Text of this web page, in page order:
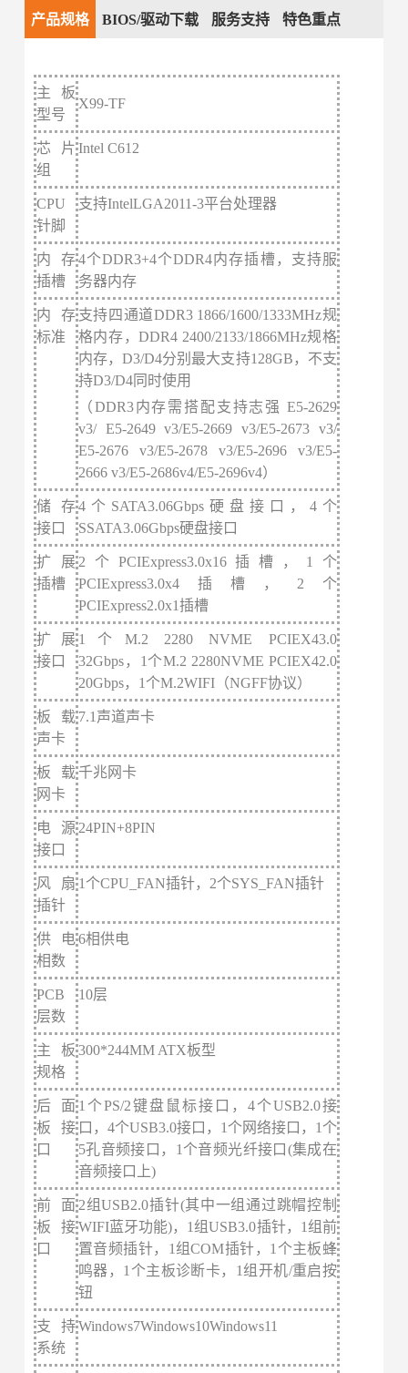
产品规格 BIOS/驱动下载 服务支持 特色重点
主板
型号
X99-TF
芯片
组
Intel C612
CPU
针脚
支持IntelLGA2011-3平台处理器
内存
插槽
4个DDR3+4个DDR4内存插槽，支持服
务器内存
内存
标准
支持四通道DDR3 1866/1600/1333MHz规
格内存，DDR4 2400/2133/1866MHz规格
内存，D3/D4分别最大支持128GB，不支
持D3/D4同时使用
（DDR3内存需搭配支持志强 E5-2629
v3/ E5-2649 v3/E5-2669 v3/E5-2673 v3/
E5-2676 v3/E5-2678 v3/E5-2696 v3/E5-
2666 v3/E5-2686v4/E5-2696v4）
储存
接口
4个SATA3.06Gbps硬盘接口，4个
SSATA3.06Gbps硬盘接口
扩展
插槽
2个PCIExpress3.0x16插槽，1个
PCIExpress3.0x4插槽，2个
PCIExpress2.0x1插槽
扩展
接口
1个M.2 2280 NVME PCIEX43.0
32Gbps，1个M.2 2280NVME PCIEX42.0
20Gbps，1个M.2WIFI（NGFF协议）
板载
声卡
7.1声道声卡
板载
网卡
千兆网卡
电源
接口
24PIN+8PIN
风扇
插针
1个CPU_FAN插针，2个SYS_FAN插针
供电
相数
6相供电
PCB
层数
10层
主板
规格
300*244MM ATX板型
后面
板 接
口
1个PS/2键盘鼠标接口，4个USB2.0接
口，4个USB3.0接口，1个网络接口，1个
5孔音频接口，1个音频光纤接口(集成在
音频接口上)
前面
板 接
口
2组USB2.0插针(其中一组通过跳帽控制
WIFI蓝牙功能)，1组USB3.0插针，1组前
置音频插针，1组COM插针，1个主板蜂
鸣器，1个主板诊断卡，1组开机/重启按
钮
支持
系统
Windows7Windows10Windows11